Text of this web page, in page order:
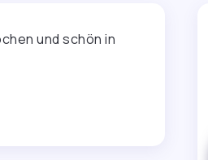
und schön in